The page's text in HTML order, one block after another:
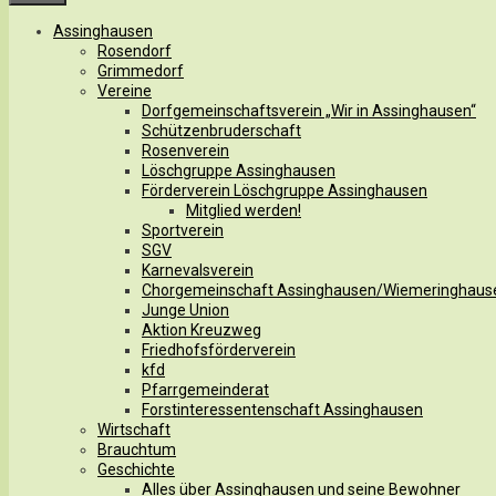
Assinghausen
Rosendorf
Grimmedorf
Vereine
Dorfgemeinschaftsverein „Wir in Assinghausen“
Schützenbruderschaft
Rosenverein
Löschgruppe Assinghausen
Förderverein Löschgruppe Assinghausen
Mitglied werden!
Sportverein
SGV
Karnevalsverein
Chorgemeinschaft Assinghausen/
Junge Union
Aktion Kreuzweg
Friedhofsförderverein
kfd
Pfarrgemeinderat
Forstinteressentenschaft Assinghausen
Wirtschaft
Brauchtum
Geschichte
Alles über Assinghausen und seine Bewohner